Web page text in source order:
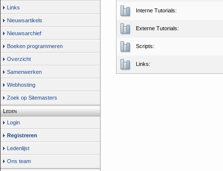
Links
Nieuwsartikels
Nieuwsarchief
Boeken programmeren
Overzicht
Samenwerken
Webhosting
Zoek op Sitemasters
Leden
Login
Registreren
Ledenlijst
Ons team
Interne Tutorials:
Externe Tutorials:
Scripts:
Links: